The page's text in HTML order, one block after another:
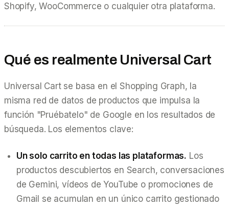
Shopify, WooCommerce o cualquier otra plataforma.
Qué es realmente Universal Cart
Universal Cart se basa en el Shopping Graph, la
misma red de datos de productos que impulsa la
función "Pruébatelo" de Google en los resultados de
búsqueda. Los elementos clave:
Un solo carrito en todas las plataformas. Los
productos descubiertos en Search, conversaciones
de Gemini, vídeos de YouTube o promociones de
Gmail se acumulan en un único carrito gestionado